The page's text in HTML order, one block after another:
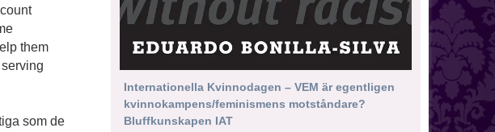
them
som de
Internationella Kvinnodagen – VEM är egentligen
kvinnokampens/feminismens motståndare?
Bluffkunskapen IAT